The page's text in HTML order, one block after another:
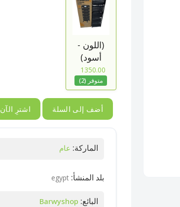
(اللون -
أسود)
1350.00
متوفر (2)
أضف إلى السلة اشترِ الآن
الماركة: عام
بلد المنشأ: egypt
البائع: Barwyshop